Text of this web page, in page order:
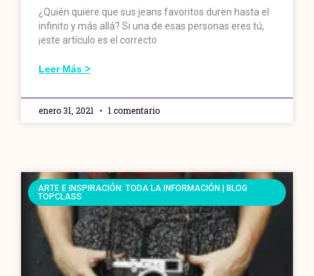
¿Quién quiere que sus jeans favoritos duren hasta el
infinito y más allá? Si una de esas personas eres tú,
¡este artículo es el correcto
Leer Más >
enero 31, 2021 1 comentario
ARTE E INSPIRACIÓN: TODA LA INFORMACIÓN | BLOG
TOPCLASS